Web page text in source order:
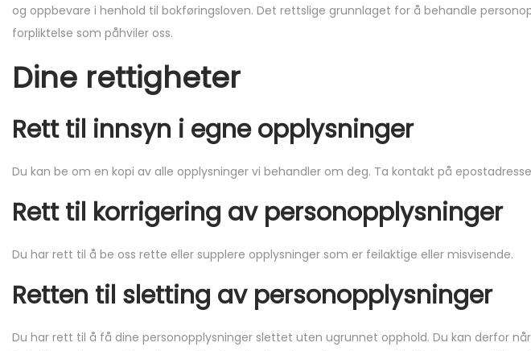
og oppbevare i henhold til bokføringsloven. Det rettslige grunnlaget for å behandle
forpliktelse som påhviler oss.
Dine rettigheter
Rett til innsyn i egne opplysninger
Du kan be om en kopi av alle opplysninger vi behandler om deg. Ta kontakt på
Rett til korrigering av personopplysninger
Du har rett til å be oss rette eller supplere opplysninger som er feilaktige eller misvisende.
Retten til sletting av personopplysninger
Du har rett til å få dine personopplysninger slettet uten ugrunnet opphold. Du kan derfor